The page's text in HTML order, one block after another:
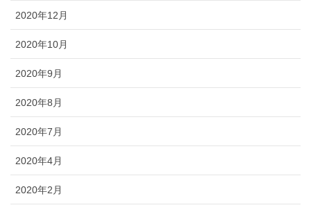
2020年12月
2020年10月
2020年9月
2020年8月
2020年7月
2020年4月
2020年2月